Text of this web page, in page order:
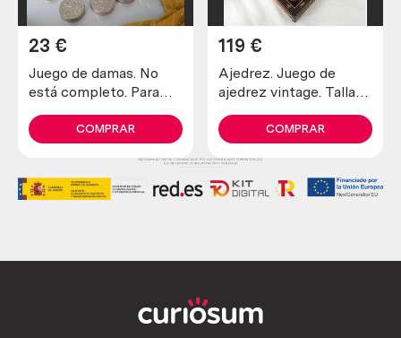
Juego de damas. No
está completo. Para
23 €
COMPRAR
Ajedrez. Juego de
ajedrez vintage. Tallado
119 €
COMPRAR